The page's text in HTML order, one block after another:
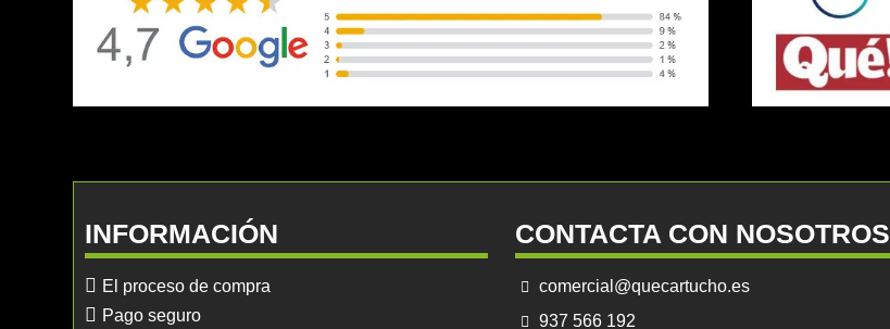
INFORMACIÓN
El proceso de compra
Pago seguro
CONTACTA CON NOSOTROS
comercial@quecartucho.es
937 566 192